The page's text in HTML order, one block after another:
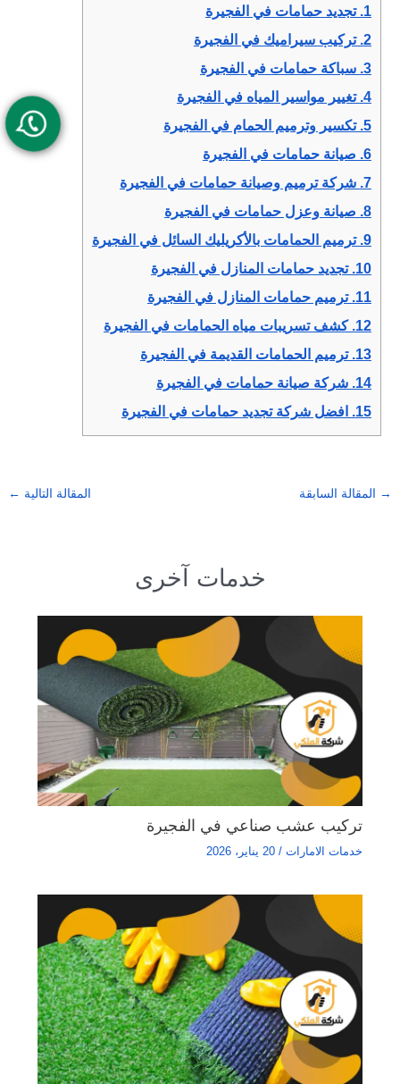
1. تجديد حمامات في الفجيرة
2. تركيب سيراميك في الفجيرة
3. سباكة حمامات في الفجيرة
4. تغيير مواسير المياه في الفجيرة
5. تكسير وترميم الحمام في الفجيرة
6. صيانة حمامات في الفجيرة
7. شركة ترميم وصيانة حمامات في الفجيرة
8. صيانة وعزل حمامات في الفجيرة
9. ترميم الحمامات بالأكريليك السائل في الفجيرة
10. تجديد حمامات المنازل في الفجيرة
11. ترميم حمامات المنازل في الفجيرة
12. كشف تسريبات مياه الحمامات في الفجيرة
13. ترميم الحمامات القديمة في الفجيرة
14. شركة صيانة حمامات في الفجيرة
15.
افضل شركة تجديد حمامات في الفجيرة
→ المقالة السابقة المقالة التالية ←
خدمات آخرى
تركيب عشب صناعي في الفجيرة
خدمات الامارات/ 20 يناير، 2026